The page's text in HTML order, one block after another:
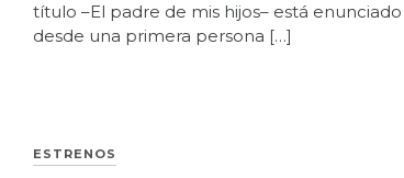
título –El padre de mis hijos– está enunciado
desde una primera persona […]
ESTRENOS